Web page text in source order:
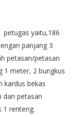
petugas yaitu,186
panjang 3
petasan/petasan
1 meter, 2 bungkus
kardus bekas
dan petasan
1 renteng.